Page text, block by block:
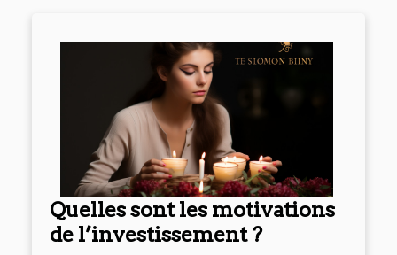
Quelles sont les motivations
de l’investissement ?